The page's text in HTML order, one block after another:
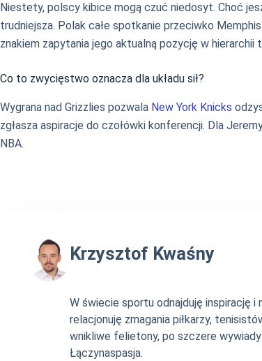
Niestety, polscy kibice mogą czuć niedosyt. Choć
trudniejsza. Polak całe spotkanie przeciwko Memphis
znakiem zapytania jego aktualną pozycję w hierarchii
Co to zwycięstwo oznacza dla układu sił?
Wygrana nad Grizzlies pozwala New York Knicks
zgłasza aspiracje do czołówki konferencji. Dla
NBA.
Krzysztof Kwaśny
W świecie sportu odnajduję inspirację i
relacjonuję zmagania piłkarzy,
wnikliwe felietony, po szczere
Łączynaspasja.